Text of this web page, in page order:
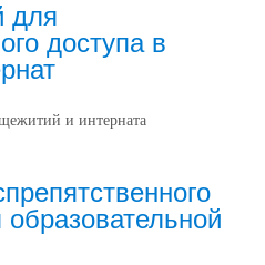
для
доступа в
и интерната